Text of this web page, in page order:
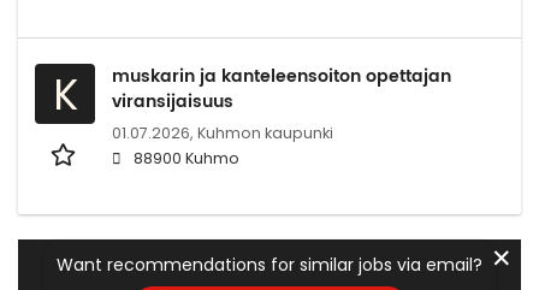
K
muskarin ja kanteleensoiton opettajan
viransijaisuus
01.07.2026, Kuhmon kaupunki
88900 Kuhmo
Want recommendations for similar jobs via email? ✕